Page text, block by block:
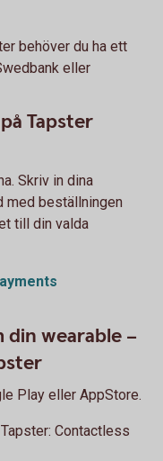
behöver du ha ett
eller
Tapster
Skriv in dina
med beställningen
till din valda
wearable –
Play eller AppStore.
Contactless